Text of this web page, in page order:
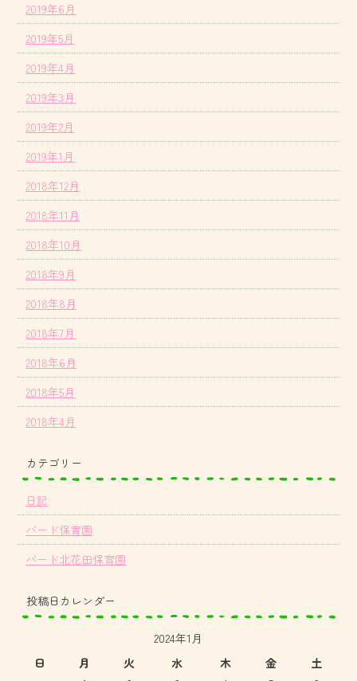
2019年6月
2019年5月
2019年4月
2019年3月
2019年2月
2019年1月
2018年12月
2018年11月
2018年10月
2018年9月
2018年8月
2018年7月
2018年6月
2018年5月
2018年4月
カテゴリー
日記
バード保育園
バード北花田保育園
投稿日カレンダー
2024年1月
日
月 火 水 木 金
土